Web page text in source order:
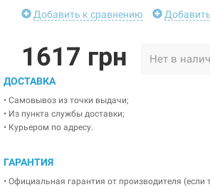
Добавить к сравнению
1617 грн Нет в
ДОСТАВКА
• Самовывоз из точки выдачи;
• Из пункта службы доставки;
• Курьером по адресу.
ГАРАНТИЯ
• Официальная гарантия от производителя (если